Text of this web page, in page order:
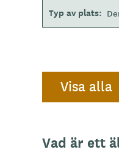
Typ av plats
Visa alla
Vad är ett